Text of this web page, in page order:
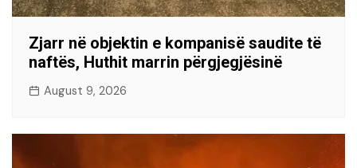
Zjarr në objektin e kompanisë saudite të
naftës, Huthit marrin përgjegjësinë
August 9, 2026